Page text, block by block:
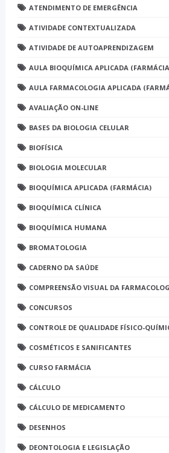
ATENDIMENTO DE EMERGÊNCIA
ATIVIDADE CONTEXTUALIZADA
ATIVIDADE DE AUTOAPRENDIZAGEM
AULA BIOQUÍMICA APLICADA
AULA FARMACOLOGIA APLICADA
AVALIAÇÃO ON-LINE
BASES DA BIOLOGIA CELULAR
BIOFÍSICA
BIOLOGIA MOLECULAR
BIOQUÍMICA APLICADA (FARMÁCIA)
BIOQUÍMICA CLÍNICA
BIOQUÍMICA HUMANA
BROMATOLOGIA
CADERNO DA SAÚDE
COMPREENSÃO VISUAL DA
CONCURSOS
CONTROLE DE QUALIDADE FÍSICO-
COSMÉTICOS E SANIFICANTES
CURSO FARMÁCIA
CÁLCULO
CÁLCULO DE MEDICAMENTO
DESENHOS
DEONTOLOGIA E LEGISLAÇÃO